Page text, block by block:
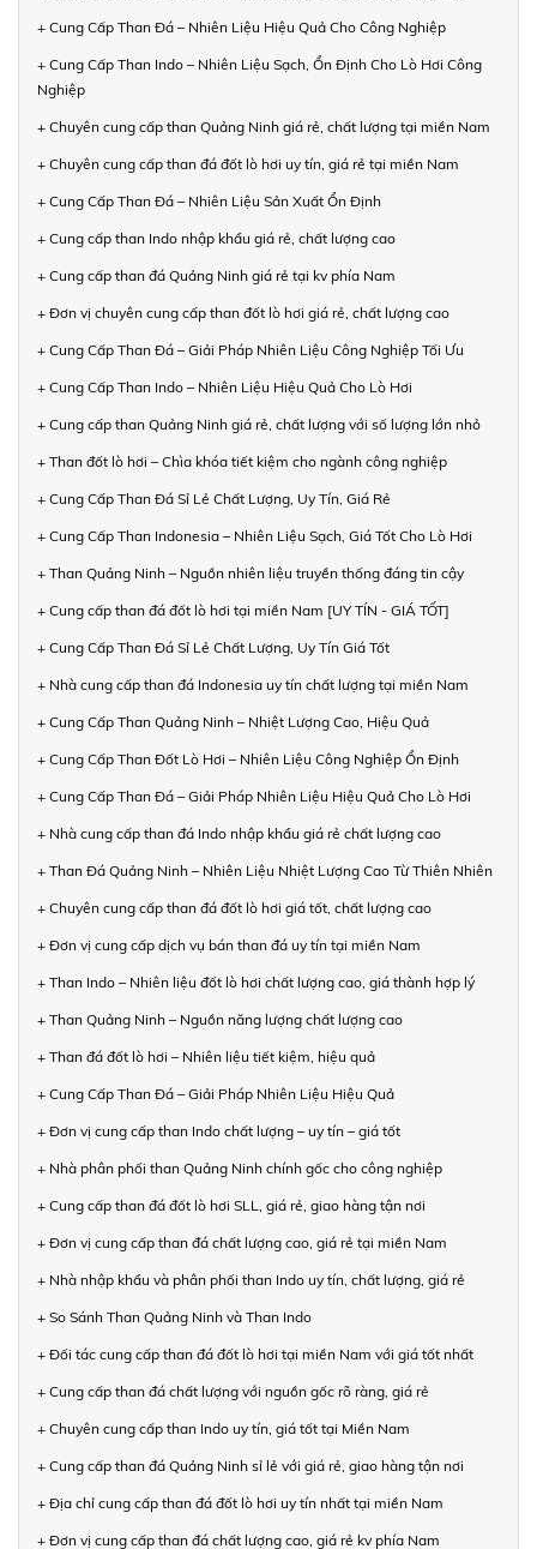
+ Cung Cấp Than Đá – Nhiên Liệu Hiệu Quả Cho Công Nghiệp
+ Cung Cấp Than Indo – Nhiên Liệu Sạch, Ổn Định Cho Lò Hơi Công
Nghiệp
+ Chuyên cung cấp than Quảng Ninh giá rẻ, chất lượng tại miền Nam
+ Chuyên cung cấp than đá đốt lò hơi uy tín, giá rẻ tại miền Nam
+ Cung Cấp Than Đá – Nhiên Liệu Sản Xuất Ổn Định
+ Cung cấp than Indo nhập khẩu giá rẻ, chất lượng cao
+ Cung cấp than đá Quảng Ninh giá rẻ tại kv phía Nam
+ Đơn vị chuyên cung cấp than đốt lò hơi giá rẻ, chất lượng cao
+ Cung Cấp Than Đá – Giải Pháp Nhiên Liệu Công Nghiệp Tối Ưu
+ Cung Cấp Than Indo – Nhiên Liệu Hiệu Quả Cho Lò Hơi
+ Cung cấp than Quảng Ninh giá rẻ, chất lượng với số lượng lớn nhỏ
+ Than đốt lò hơi – Chìa khóa tiết kiệm cho ngành công nghiệp
+ Cung Cấp Than Đá Sỉ Lẻ Chất Lượng, Uy Tín, Giá Rẻ
+ Cung Cấp Than Indonesia – Nhiên Liệu Sạch, Giá Tốt Cho Lò Hơi
+ Than Quảng Ninh – Nguồn nhiên liệu truyền thống đáng tin cậy
+ Cung cấp than đá đốt lò hơi tại miền Nam [UY TÍN - GIÁ TỐT]
+ Cung Cấp Than Đá Sỉ Lẻ Chất Lượng, Uy Tín Giá Tốt
+ Nhà cung cấp than đá Indonesia uy tín chất lượng tại miền Nam
+ Cung Cấp Than Quảng Ninh – Nhiệt Lượng Cao, Hiệu Quả
+ Cung Cấp Than Đốt Lò Hơi – Nhiên Liệu Công Nghiệp Ổn Định
+ Cung Cấp Than Đá – Giải Pháp Nhiên Liệu Hiệu Quả Cho Lò Hơi
+ Nhà cung cấp than đá Indo nhập khẩu giá rẻ chất lượng cao
+ Than Đá Quảng Ninh – Nhiên Liệu Nhiệt Lượng Cao Từ Thiên Nhiên
+ Chuyên cung cấp than đá đốt lò hơi giá tốt, chất lượng cao
+ Đơn vị cung cấp dịch vụ bán than đá uy tín tại miền Nam
+ Than Indo – Nhiên liệu đốt lò hơi chất lượng cao, giá thành hợp lý
+ Than Quảng Ninh – Nguồn năng lượng chất lượng cao
+ Than đá đốt lò hơi – Nhiên liệu tiết kiệm, hiệu quả
+ Cung Cấp Than Đá – Giải Pháp Nhiên Liệu Hiệu Quả
+ Đơn vị cung cấp than Indo chất lượng – uy tín – giá tốt
+ Nhà phân phối than Quảng Ninh chính gốc cho công nghiệp
+ Cung cấp than đá đốt lò hơi SLL, giá rẻ, giao hàng tận nơi
+ Đơn vị cung cấp than đá chất lượng cao, giá rẻ tại miền Nam
+ Nhà nhập khẩu và phân phối than Indo uy tín, chất lượng, giá rẻ
+ So Sánh Than Quảng Ninh và Than Indo
+ Đối tác cung cấp than đá đốt lò hơi tại miền Nam với giá tốt nhất
+ Cung cấp than đá chất lượng với nguồn gốc rõ ràng, giá rẻ
+ Chuyên cung cấp than Indo uy tín, giá tốt tại Miền Nam
+ Cung cấp than đá Quảng Ninh sỉ lẻ với giá rẻ, giao hàng tận nơi
+ Địa chỉ cung cấp than đá đốt lò hơi uy tín nhất tại miền Nam
+ Đơn vị cung cấp than đá chất lượng cao, giá rẻ kv phía Nam